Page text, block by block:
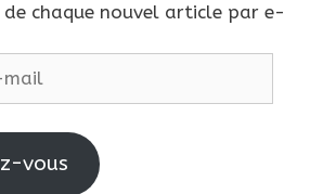
chaque nouvel article par e-
vous